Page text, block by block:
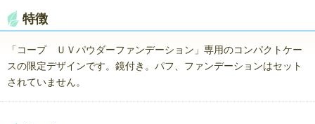
特徴
「コープ ＵＶパウダーファンデーション」専用のコンパクトケー
スの限定デザインです。鏡付き。パフ、ファンデーションはセット
されていません。